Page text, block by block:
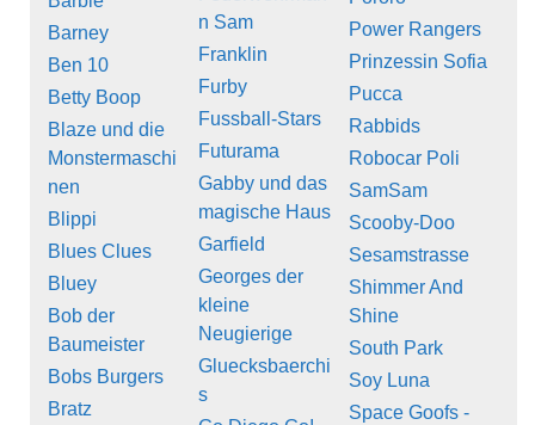
Barney
Ben 10
Betty Boop
Blaze und die
Monstermaschi
nen
Blippi
Blues Clues
Bluey
Bob der
Baumeister
Bobs Burgers
Bratz
n Sam
Franklin
Furby
Fussball-Stars
Futurama
Gabby und das
magische Haus
Garfield
Georges der
kleine
Neugierige
Gluecksbaerchi
s
Power Rangers
Prinzessin Sofia
Pucca
Rabbids
Robocar Poli
SamSam
Scooby-Doo
Sesamstrasse
Shimmer And
Shine
South Park
Soy Luna
Space Goofs -